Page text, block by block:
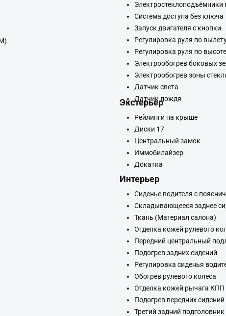
Электростеклоподъёмники
Система доступа без ключа
Запуск двигателя с кнопки
Регулировка руля по
Регулировка руля по высоте
Электрообогрев боковых
Электрообогрев зоны
Датчик света
Датчик дождя
Экстерьер
Рейлинги на крыше
Диски 17
Центральный замок
Иммобилайзер
Докатка
Интерьер
Сиденье водителя с
Складывающееся заднее
Ткань (Материал салона)
Отделка кожей рулевого
Передний центральный
Подогрев задних сидений
Регулировка сиденья
Обогрев рулевого колеса
Отделка кожей рычага КПП
Подогрев передних сидений
Третий задний подголовник